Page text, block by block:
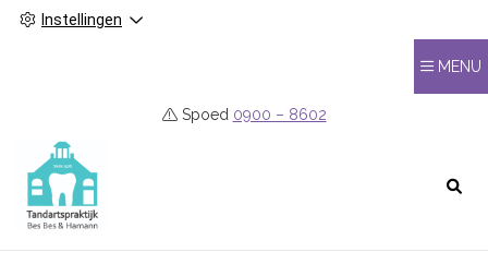
Instellingen
Spoed 0900 – 8602
MENU